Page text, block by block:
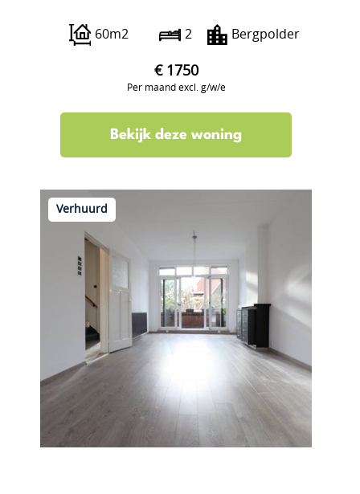
60m2 2 Bergpolder
€ 1750
Per maand excl. g/w/e
Bekijk deze woning
Verhuurd